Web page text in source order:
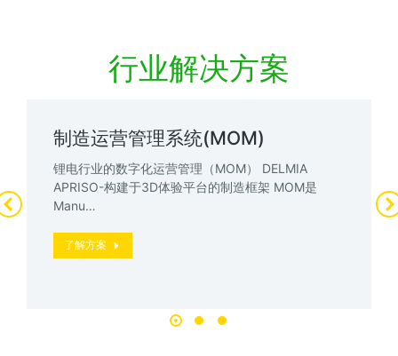
行业解决方案
制造运营管理系统(MOM)
锂电行业的数字化运营管理（MOM） DELMIA
APRISO-构建于3D体验平台的制造框架 MOM是
Manu…
了解方案